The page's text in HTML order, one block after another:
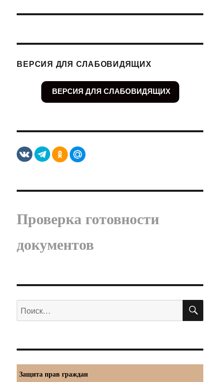
ВЕРСИЯ ДЛЯ СЛАБОВИДЯЩИХ
ВЕРСИЯ ДЛЯ СЛАБОВИДЯЩИХ
Проверка готовности
документов
Искать:
Защита прав граждан